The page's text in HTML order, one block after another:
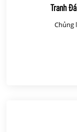
Tranh
Chủng